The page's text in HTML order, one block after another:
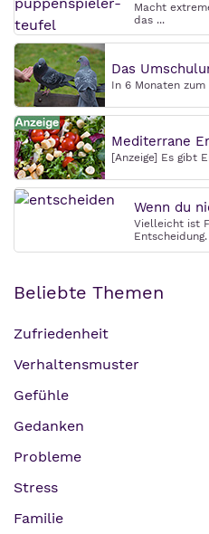
Macht
das ...
Das
In 6 Monaten zum
Mediterrane
[Anzeige] Es gibt
Wenn du
Vielleicht ist
Entscheidung.
Beliebte Themen
Zufriedenheit
Verhaltensmuster
Gefühle
Gedanken
Probleme
Stress
Familie